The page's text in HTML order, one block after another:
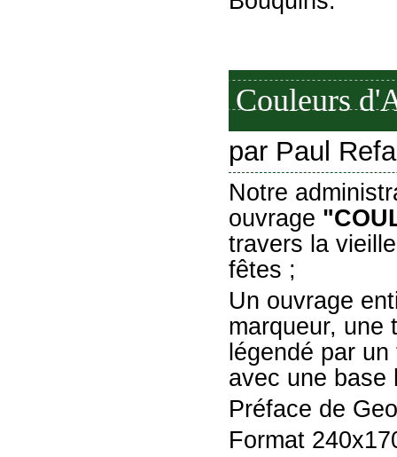
Couleurs
par Paul
Notre
ouvrage
travers la
fêtes ;
Un ouvrage
marqueur, une
légendé par
avec une base
Préface de
Format